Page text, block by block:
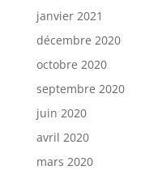
janvier 2021
décembre 2020
octobre 2020
septembre 2020
juin 2020
avril 2020
mars 2020